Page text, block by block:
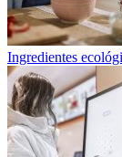
Ingredientes